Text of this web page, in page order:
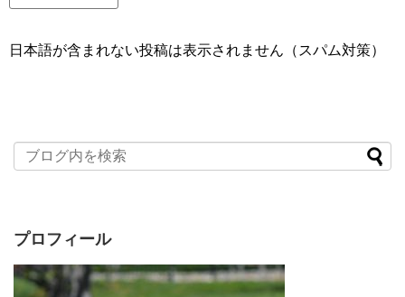
日本語が含まれない投稿は表示されません（スパム対策）
プロフィール